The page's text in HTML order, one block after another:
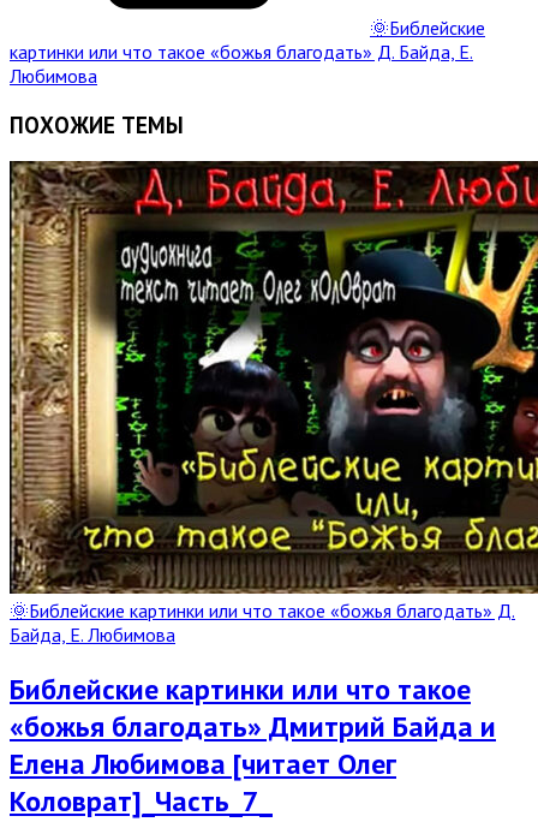
🌞Библейские
картинки или что такое «божья благодать» Д. Байда, Е.
Любимова
ПОХОЖИЕ ТЕМЫ
Read
Full
Post
🌞Библейские картинки или что такое «божья благодать» Д.
Байда, Е. Любимова
Библейские картинки или что такое
«божья благодать» Дмитрий Байда и
Елена Любимова [читает Олег
Коловрат]_Часть_7_